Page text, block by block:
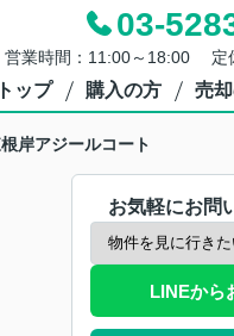
03-
営業時間：11:00～18:00 定
ップ 購入の方 売
岸アジールコート
お気軽にお問
LINEから